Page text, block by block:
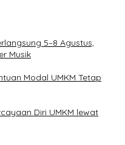
5–8 Agustus,
Musik
Modal UMKM Tetap
Diri UMKM lewat